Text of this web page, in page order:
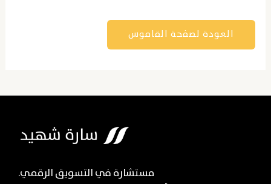
العودة لصفحة القاموس
مستشارة في التسويق الرقمي.